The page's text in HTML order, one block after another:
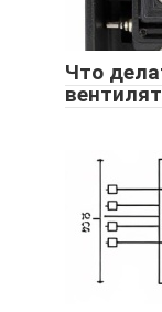
Что